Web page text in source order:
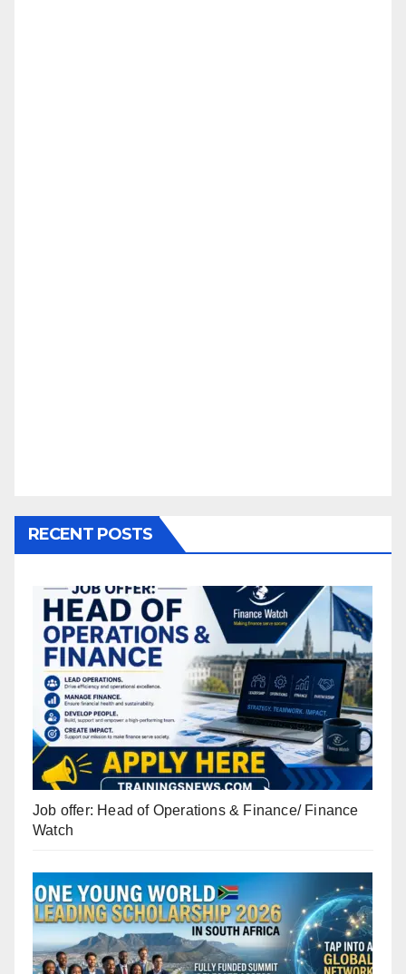
RECENT POSTS
Job offer: Head of Operations & Finance/ Finance
Watch